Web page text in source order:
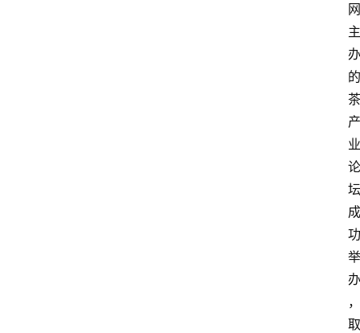
网
主
办
的
茶
产
业
论
坛
成
功
举
办
，
取